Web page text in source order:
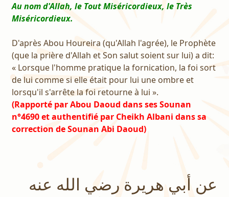
Au nom d'Allah, le Tout Miséricordieux, le Très
Miséricordieux.
D'après Abou Houreira (qu'Allah l'agrée), le Prophète
(que la prière d'Allah et Son salut soient sur lui) a dit:
« Lorsque l'homme pratique la fornication, la foi sort
de lui comme si elle était pour lui une ombre et
lorsqu'il s'arrête la foi retourne à lui ».
(Rapporté par Abou Daoud dans ses Sounan
n°4690 et authentifié par Cheikh Albani dans sa
correction de Sounan Abi Daoud)
عن أبي هريرة رضي الله عنه